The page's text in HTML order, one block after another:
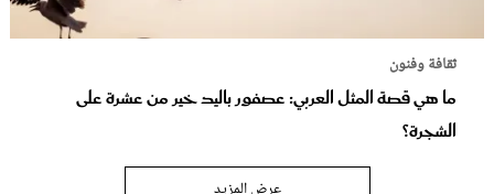
ثقافة وفنون
ما هي قصة المثل العربي: عصفور باليد خير من عشرة على
الشجرة؟